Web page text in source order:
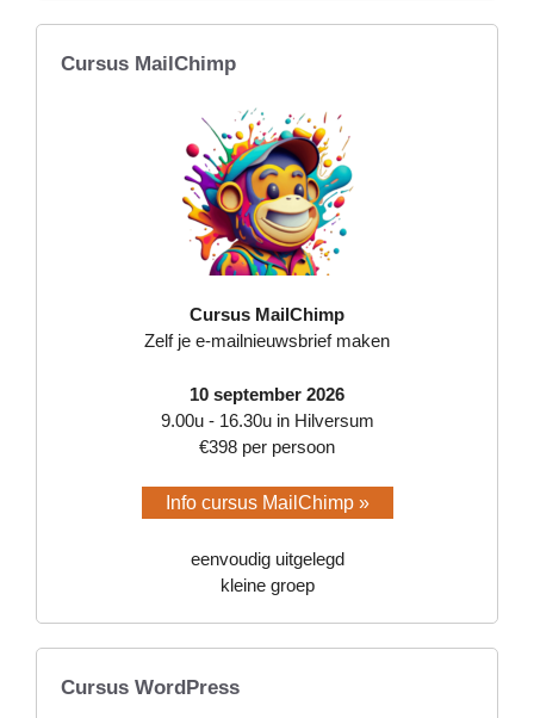
Cursus MailChimp
Cursus MailChimp
Zelf je e-mailnieuwsbrief maken
10 september 2026
9.00u - 16.30u in Hilversum
€398 per persoon
Info cursus MailChimp »
eenvoudig uitgelegd
kleine groep
Cursus WordPress